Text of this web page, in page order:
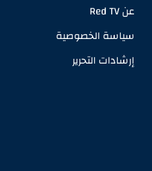
عن Red TV
سياسة الخصوصية
إرشادات التحرير